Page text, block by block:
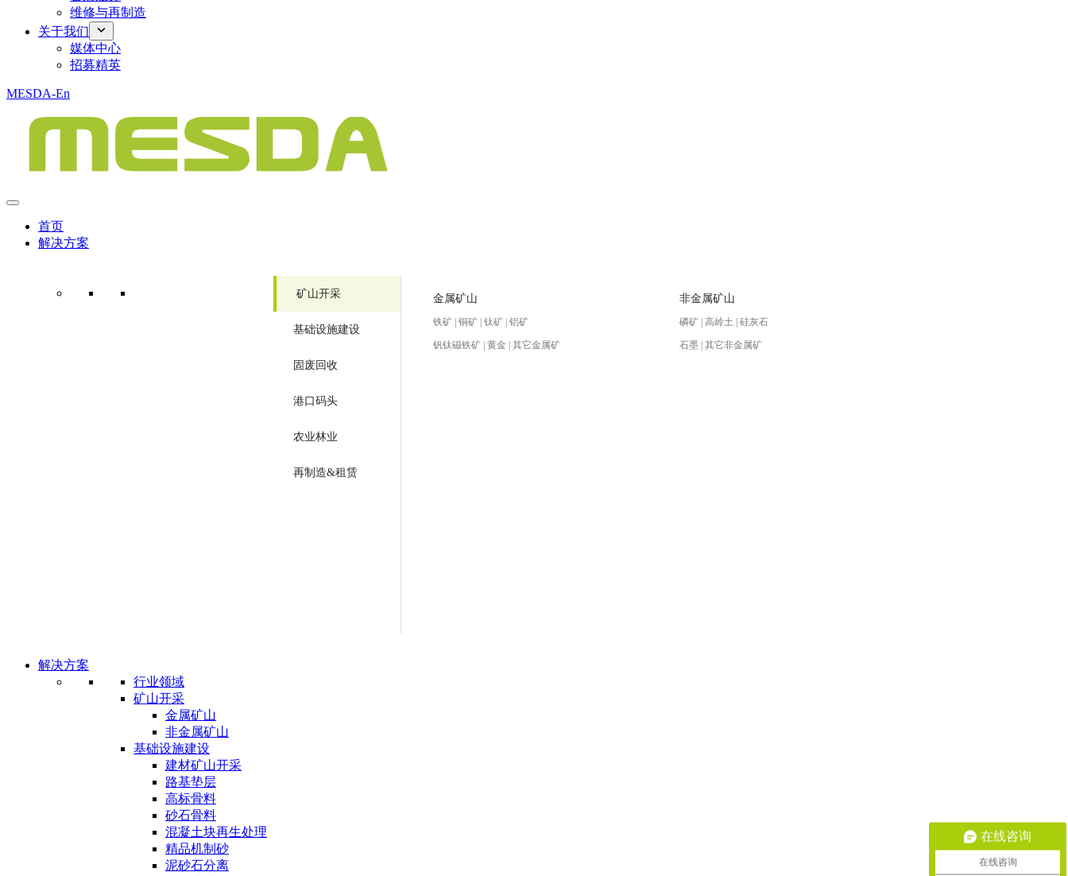
维修与再制造
关于我们
媒体中心
招募精英
MESDA-En
首页
解决方案
矿山开采
基础设施建设
固废回收
港口码头
农业林业
再制造&租赁
金属矿山
铁矿 | 铜矿 | 钛矿 | 铝矿
钒钛磁铁矿 | 黄金 | 其它金属矿
非金属矿山
磷矿 | 高岭土 | 硅灰石
石墨 | 其它非金属矿
解决方案
行业领域
矿山开采
金属矿山
非金属矿山
基础设施建设
建材矿山开采
路基垫层
高标骨料
砂石骨料
混凝土块再生处理
精品机制砂
泥砂石分离
在线咨询
在线咨询